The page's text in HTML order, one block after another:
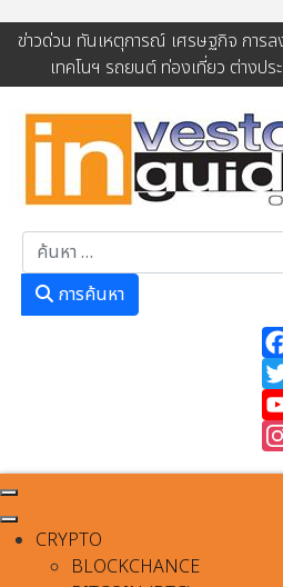
ข่าวด่วน ทันเหตุการณ์ เศรษฐกิจ การ
เทคโนฯ รถยนต์ ท่องเที่ยว ต่างปร
การค้นหา
CRYPTO
BLOCKCHANCE